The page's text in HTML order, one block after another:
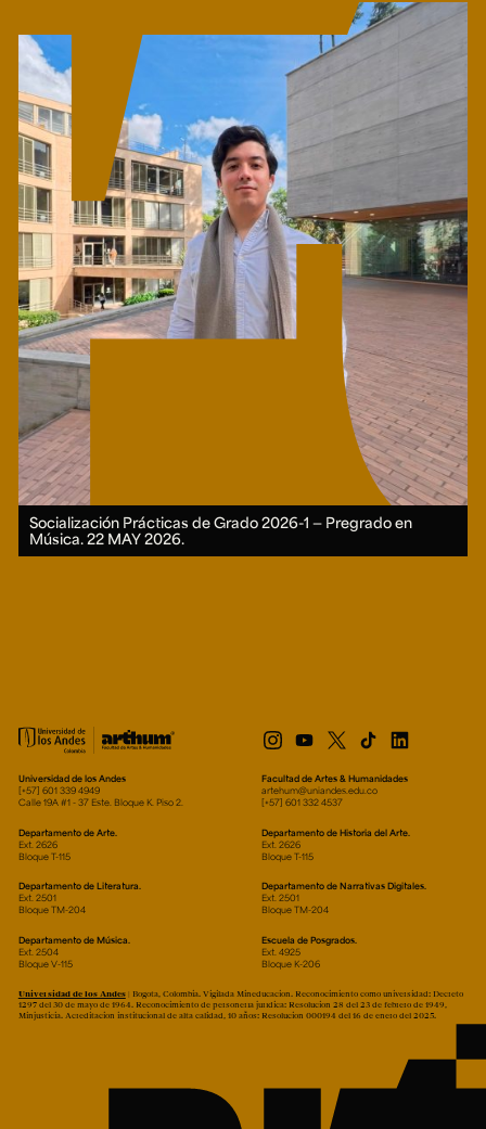
Socialización Prácticas de Grado 2026-1 — Pregrado en
Música.22 MAY 2026.
Universidad de los Andes
[+57] 601 339 4949
Calle 19A #1 - 37 Este. Bloque K. Piso 2.
Facultad de Artes & Humanidades
artehum@uniandes.edu.co
[+57] 601 332 4537
Departamento de Arte.
Ext. 2626
Bloque T-115
Departamento de Historia del Arte.
Ext. 2626
Bloque T-115
Departamento de Literatura.
Ext. 2501
Bloque TM-204
Departamento de Narrativas Digitales.
Ext. 2501
Bloque TM-204
Departamento de Música.
Ext. 2504
Bloque V-115
Escuela de Posgrados.
Ext. 4925
Bloque K-206
Universidad de los Andes| Bogotá, Colombia. Vigilada Mineducación. Reconocimiento como universidad: Decreto
1297 del 30 de mayo de 1964. Reconocimiento de personería jurídica: Resolución 28 del 23 de febrero de 1949,
Minjusticia. Acreditación institucional de alta calidad, 10 años: Resolución 000194 del 16 de enero del 2025.